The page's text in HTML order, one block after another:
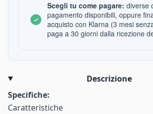
Scegli tu come pagare: diverse
pagamento disponibili, oppure
acquisto con Klarna (3 mesi
paga a 30 giorni dalla ricezione
Descrizione
Specifiche:
Caratteristiche